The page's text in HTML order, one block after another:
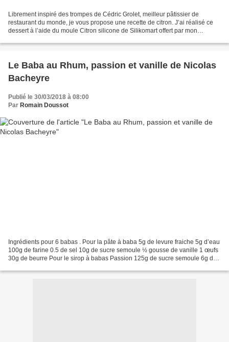
Librement inspiré des trompes de Cédric Grolet, meilleur pâtissier de
restaurant du monde, je vous propose une recette de citron. J’ai réalisé ce
dessert à l’aide du moule Citron silicone de Silikomart offert par mon
Le Baba au Rhum, passion et vanille de Nicolas
Bacheyre
Publié le 30/03/2018 à 08:00
Par Romain Doussot
Ingrédients pour 6 babas . Pour la pâte à baba 5g de levure fraiche 5g d’eau
100g de farine 0.5 de sel 10g de sucre semoule ½ gousse de vanille 1 œufs
30g de beurre Pour le sirop à babas Passion 125g de sucre semoule 6g de